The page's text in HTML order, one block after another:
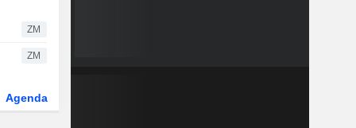
ZM
ZM
Agenda